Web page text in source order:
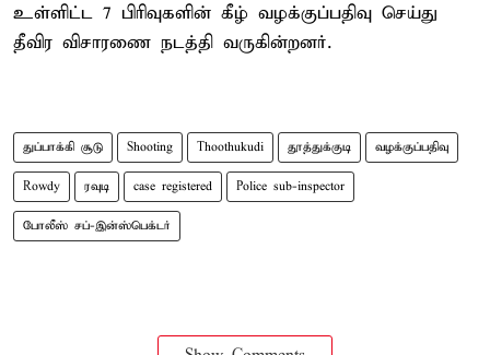
உள்ளிட்ட 7 பிரிவுகளின் கீழ் வழக்குப்பதிவு செய்து
தீவிர விசாரணை நடத்தி வருகின்றனர்.
துப்பாக்கி சூடு Shooting Thoothukudi தூத்துக்குடி வழக்குப்பதிவு
Rowdy ரவுடி case registered Police sub-inspector
போலீஸ் சப்-இன்ஸ்பெக்டர்